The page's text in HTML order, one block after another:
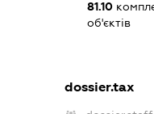
81.10
об'єктів
dossier.tax